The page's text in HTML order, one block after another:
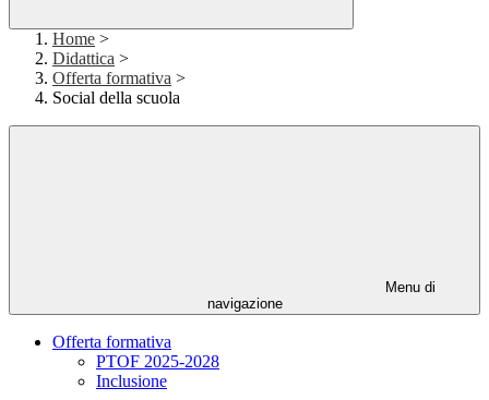
Home >
Didattica >
Offerta formativa >
Social della scuola
Menu di
navigazione
Offerta formativa
PTOF 2025-2028
Inclusione